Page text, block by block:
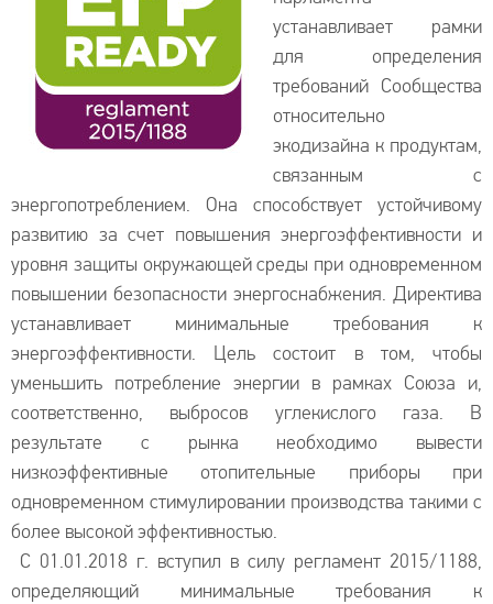
устанавливает рамки
для определения
требований Сообщества
относительно
экодизайна к продуктам,
связанным с
энергопотреблением. Она способствует устойчивому
развитию за счет повышения энергоэффективности и
уровня защиты окружающей среды при одновременном
повышении безопасности энергоснабжения. Директива
устанавливает минимальные требования к
энергоэффективности. Цель состоит в том, чтобы
уменьшить потребление энергии в рамках Союза и,
соответственно, выбросов углекислого газа. В
результате с рынка необходимо вывести
низкоэффективные отопительные приборы при
одновременном стимулировании производства такими с
более высокой эффективностью.
С 01.01.2018 г. вступил в силу регламент 2015/1188,
определяющий минимальные требования к